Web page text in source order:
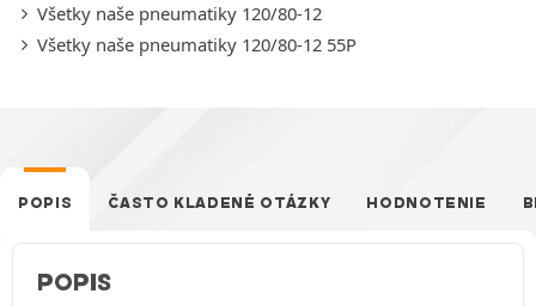
Všetky naše pneumatiky 120/80-12
Všetky naše pneumatiky 120/80-12 55P
POPIS ČASTO KLADENÉ OTÁZKY HODNOTENIE
POPIS